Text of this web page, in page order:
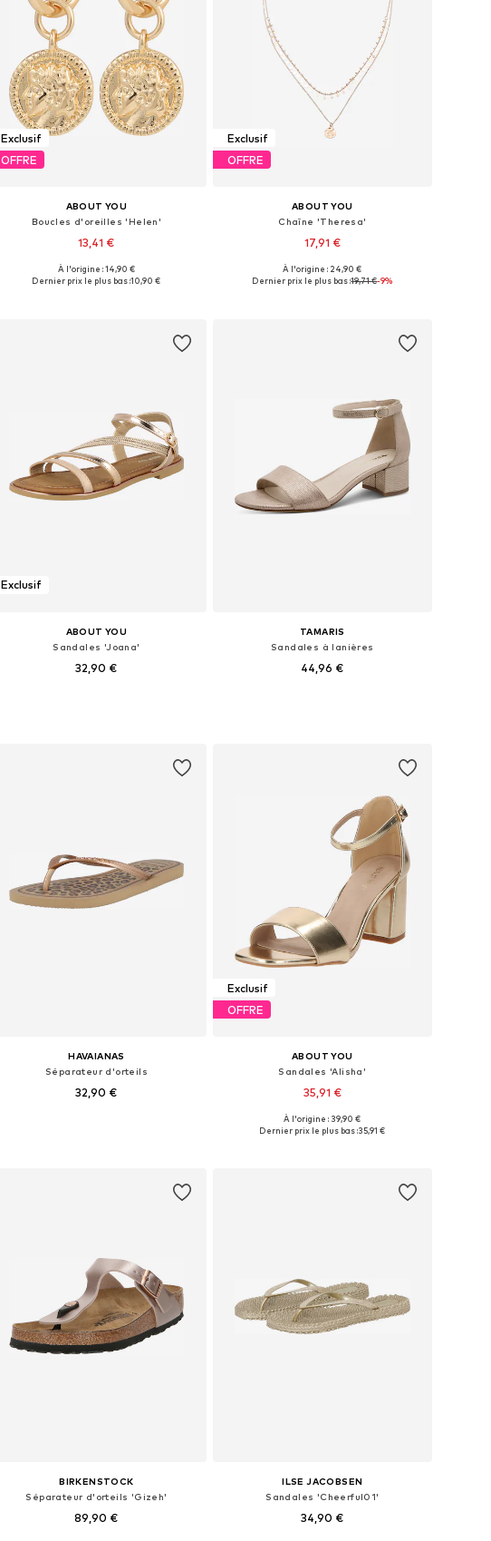
Exclusif
OFFRE
ABOUT YOU
Boucles d'oreilles 'Helen'
13,41 €
Tailles disponibles: One Size
À l'origine : 14,90 €
Dernier prix le plus bas :10,90 €
Exclusif
OFFRE
ABOUT YOU
Chaîne 'Theresa'
17,91 €
Tailles disponibles: One Size
À l'origine : 24,90 €
Dernier prix le plus bas :19,71 €-9%
Exclusif
ABOUT YOU
Sandales 'Joana'
32,90 €
TAMARIS
Sandales à lanières
44,96 €
HAVAIANAS
Séparateur d'orteils
32,90 €
Exclusif
OFFRE
ABOUT YOU
Sandales 'Alisha'
35,91 €
+4
Tailles disponibles: 36, 37, 39
À l'origine : 39,90 €
Dernier prix le plus bas :35,91 €
BIRKENSTOCK
Séparateur d'orteils 'Gizeh'
89,90 €
ILSE JACOBSEN
Sandales 'Cheerful01'
34,90 €